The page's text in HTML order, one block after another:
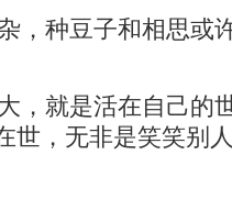
种豆子和相思或
就是活在自己的
世，无非是笑笑别